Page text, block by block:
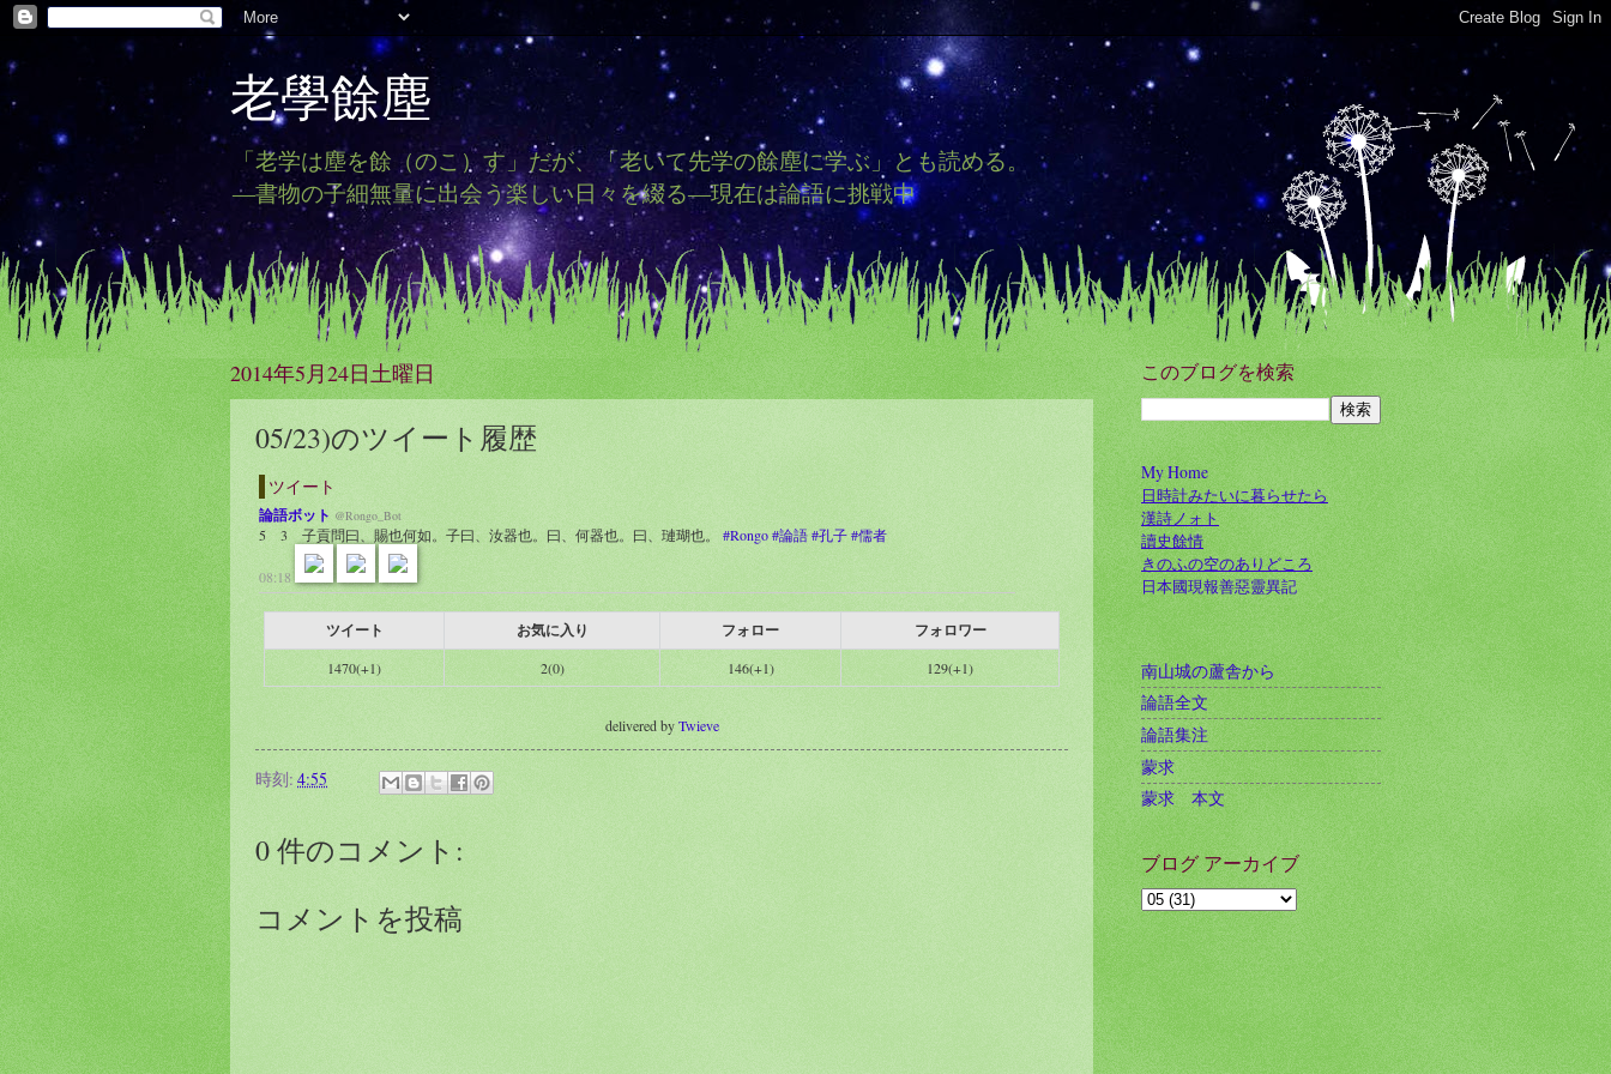
老學餘塵
「老学は塵を餘（のこ）す」だが、「老いて先学の餘塵に学ぶ」とも読める。
―書物の子細無量に出会う楽しい日々を綴る―現在は論語に挑戦中
2014年5月24日土曜日
05/23)のツイート履歴
ツイート
論語ボット @Rongo_Bot
5 3 子貢問曰、賜也何如。子曰、汝器也。曰、何器也。曰、璉瑚也。 #Rongo#論語#孔子#儒者
08:18
ツイート お気に入り フォロー フォロワー
1470(+1) 2(0) 146(+1) 129(+1)
delivered byTwieve
時刻: 4:55
0 件のコメント:
コメントを投稿
このブログを検索
My Home
日時計みたいに暮らせたら
漢詩ノォト
讀史餘情
きのふの空のありどころ
日本國現報善惡靈異記
南山城の蘆舎から
論語全文
論語集注
蒙求
蒙求 本文
ブログ アーカイブ